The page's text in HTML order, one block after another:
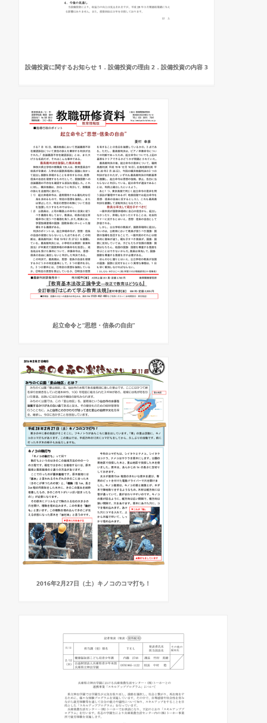
設備投資に関するお知らせ 1．設備投資の理由 2．設備投資の内容 3
起立命令と“思想・信条の自由”
2016年2月27日（土）キノコのコマ打ち！